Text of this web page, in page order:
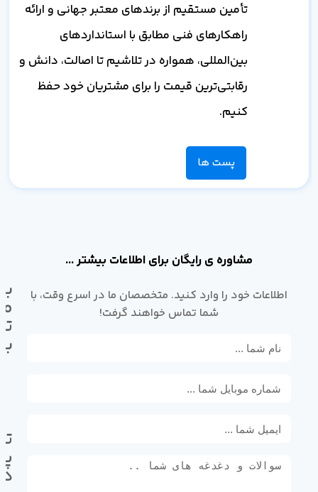
تأمین مستقیم از برندهای معتبر جهانی و ارائه
راهکارهای فنی مطابق با استانداردهای
بین‌المللی، همواره در تلاشیم تا اصالت، دانش و
رقابتی‌ترین قیمت را برای مشتریان خود حفظ
کنیم.
پست ها
مشاوره ی رایگان برای اطلاعات بیشتر ...
اطلاعات خود را وارد کنید. متخصصان ما در اسرع وقت، با
شما تماس خواهند گرفت!
با